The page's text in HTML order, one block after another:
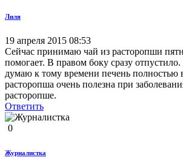
Лиля
19 апреля 2015 08:53
Сейчас принимаю чай из расторопши
помогает. В правом боку сразу
думаю к тому времени печень полностью
расторопша очень полезна при
расторопше.
Ответить
0
Журналистка